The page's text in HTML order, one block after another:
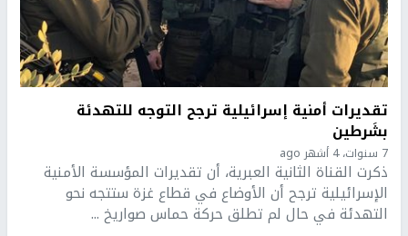
تقديرات أمنية إسرائيلية ترجح التوجه للتهدئة
بشَرطين
7 سنوات، 4 أشهر ago
ذكرت القناة الثانية العبرية، أن تقديرات المؤسسة الأمنية
الإسرائيلية ترجح أن الأوضاع في قطاع غزة ستتجه نحو
التهدئة في حال لم تطلق حركة حماس صواريخ ...